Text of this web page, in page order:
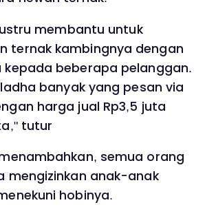
membantu untuk
ternak kambingnya dengan
kepada beberapa pelanggan.
banyak yang pesan via
harga jual Rp3,5 juta
tutur
semua orang
mengizinkan anak-anak
hobinya.